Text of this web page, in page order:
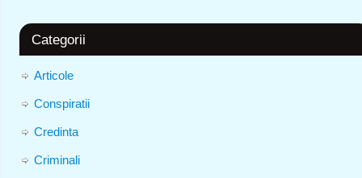
Categorii
Articole
Conspiratii
Credinta
Criminali